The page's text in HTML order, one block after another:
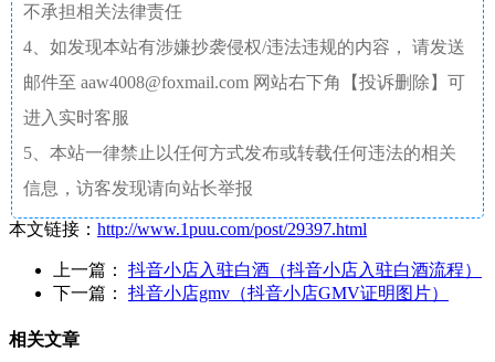
不承担相关法律责任
4、如发现本站有涉嫌抄袭侵权/违法违规的内容， 请发送
邮件至 aaw4008@foxmail.com 网站右下角【投诉删除】可
进入实时客服
5、本站一律禁止以任何方式发布或转载任何违法的相关
信息，访客发现请向站长举报
本文链接： http://www.1puu.com/post/29397.html
上一篇： 抖音小店入驻白酒（抖音小店入驻白酒流程）
下一篇： 抖音小店gmv（抖音小店GMV证明图片）
相关文章